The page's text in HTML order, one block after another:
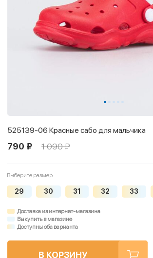
525139-06 Красные сабо для мальчика
790 ₽ 1 090 ₽
Выберите размер
29 30 31 32 33
Доставка из интернет-магазина
Выкупить в магазине
Доступны оба варианта
В КОРЗИНУ